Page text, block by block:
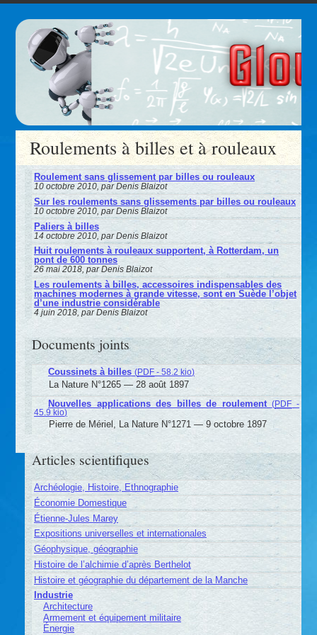
Roulements à billes et à rouleaux
Roulement sans glissement par billes ou rouleaux
10 octobre 2010, par Denis Blaizot
Sur les roulements sans glissements par billes ou rouleaux
10 octobre 2010, par Denis Blaizot
Paliers à billes
14 octobre 2010, par Denis Blaizot
Huit roulements à rouleaux supportent, à Rotterdam, un
pont de 600 tonnes
26 mai 2018, par Denis Blaizot
Les roulements à billes, accessoires indispensables des
machines modernes à grande vitesse, sont en Suède l’objet
d’une industrie considérable
4 juin 2018, par Denis Blaizot
Documents joints
Coussinets à billes (PDF- 58.2 kio)
La Nature N°1265 — 28 août 1897
Nouvelles applications des billes de roulement (PDF -
45.9 kio)
Pierre de Mériel, La Nature N°1271 — 9 octobre 1897
Articles scientifiques
Archéologie, Histoire, Ethnographie
Économie Domestique
Étienne-Jules Marey
Expositions universelles et internationales
Géophysique, géographie
Histoire de l’alchimie d’après Berthelot
Histoire et géographie du département de la Manche
Industrie
Architecture
Armement et équipement militaire
Énergie